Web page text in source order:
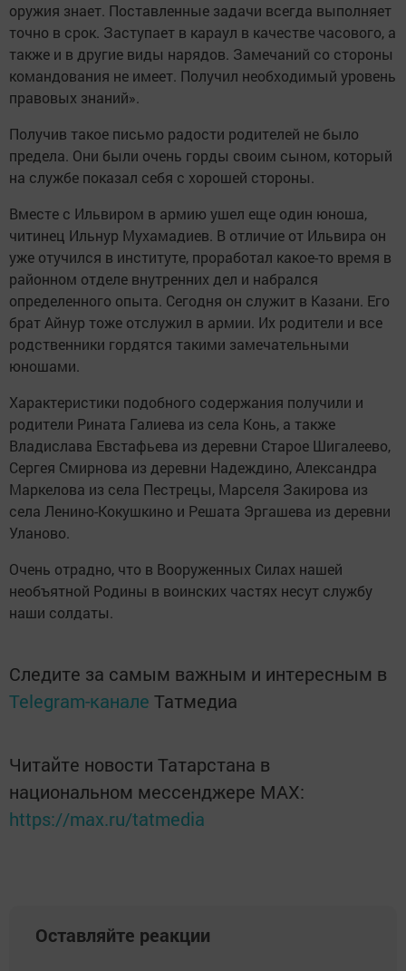
оружия знает. Поставленные задачи всегда выполняет
точно в срок. Заступает в караул в качестве часового, а
также и в другие виды нарядов. Замечаний со стороны
командования не имеет. Получил необходимый уровень
правовых знаний».
Получив такое письмо радости родителей не было
предела. Они были очень горды своим сыном, который
на службе показал себя с хорошей стороны.
Вместе с Ильвиром в армию ушел еще один юноша,
читинец Ильнур Мухамадиев. В отличие от Ильвира он
уже отучился в институте, проработал какое-то время в
районном отделе внутренних дел и набрался
определенного опыта. Сегодня он служит в Казани. Его
брат Айнур тоже отслужил в армии. Их родители и все
родственники гордятся такими замечательными
юношами.
Характеристики подобного содержания получили и
родители Рината Галиева из села Конь, а также
Владислава Евстафьева из деревни Старое Шигалеево,
Сергея Смирнова из деревни Надеждино, Александра
Маркелова из села Пестрецы, Марселя Закирова из
села Ленино-Кокушкино и Решата Эргашева из деревни
Уланово.
Очень отрадно, что в Вооруженных Силах нашей
необъятной Родины в воинских частях несут службу
наши солдаты.
Следите за самым важным и интересным в
Telegram-канале Татмедиа
Читайте новости Татарстана в
национальном мессенджере MАХ:
https://max.ru/tatmedia
Оставляйте реакции